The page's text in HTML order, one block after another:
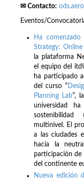
✉ Contacto:
Eventos/
Ha
Strategy: Online
la plataforma
el equipo del
ha participado
del curso “
Planning Lab”,
universidad
multinivel. El
a las ciudades
hacia la
participación de
del continente
Nueva edición